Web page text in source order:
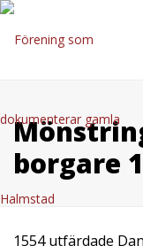
borgare
1554 utfärdade